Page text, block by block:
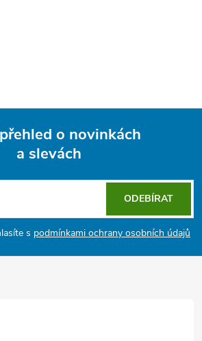
o novinkách
a slevách
s podmínkami ochrany osobních údajů
ODEBÍRAT